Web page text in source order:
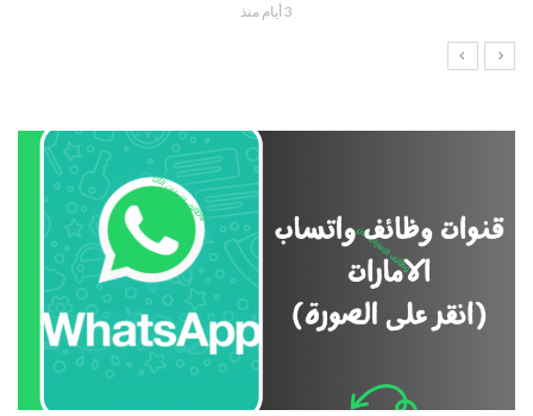
3 أيام منذ